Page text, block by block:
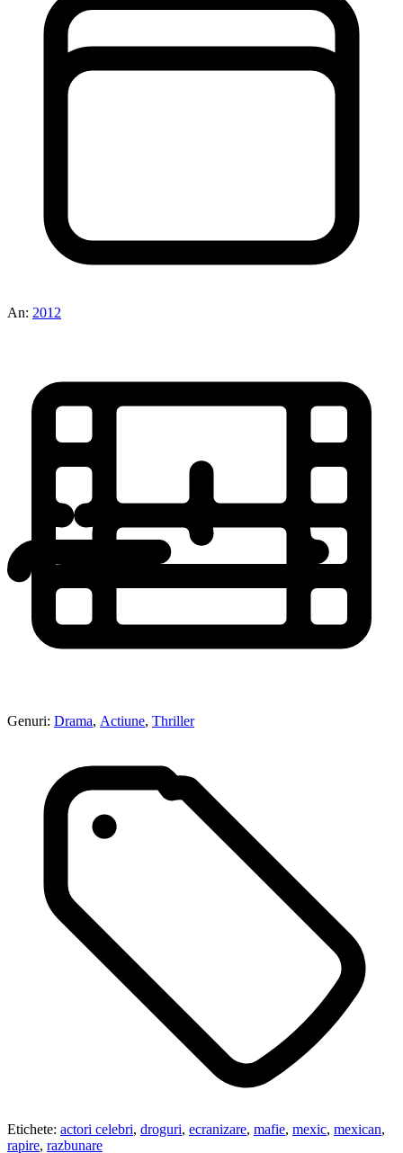
An: 2012
Genuri: Drama, Actiune, Thriller
Etichete: actori celebri, droguri, ecranizare, mafie, mexic, mexican,
rapire, razbunare